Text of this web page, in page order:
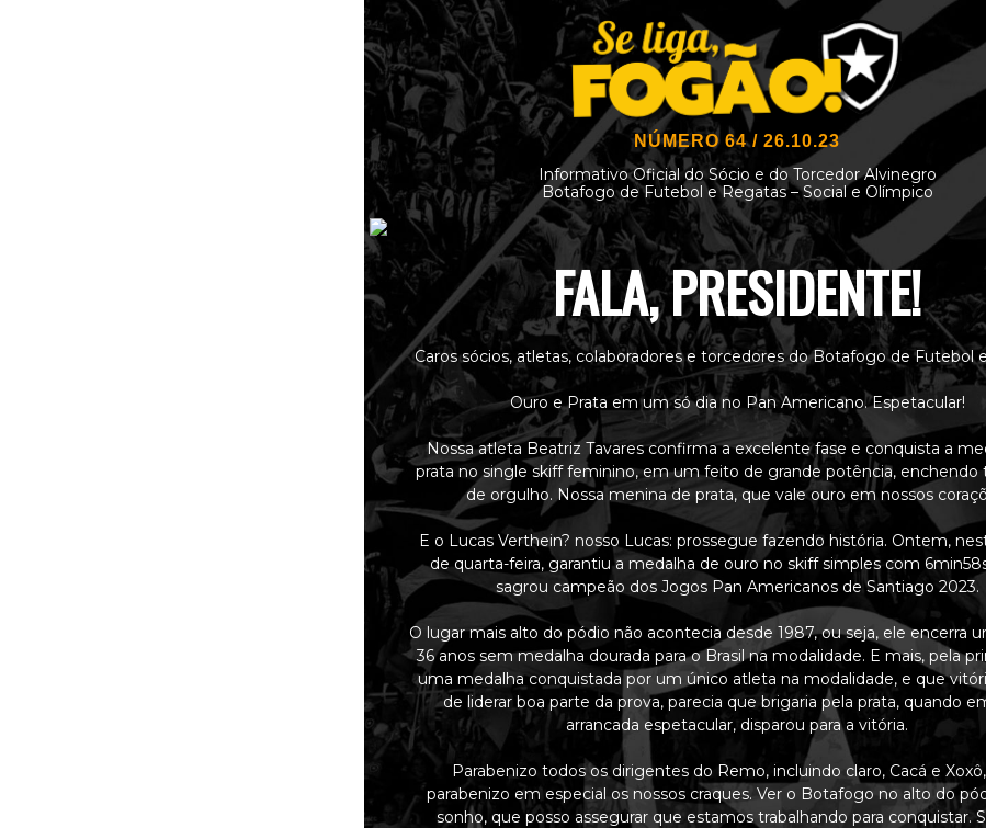
NÚMERO 64 / 26.10.23
Informativo Oficial do Sócio e do Torcedor Alvinegro
Botafogo de Futebol e Regatas – Social e Olímpico
FALA, PRESIDENTE!
Caros sócios, atletas, colaboradores e torcedores do Botafogo de Futebol
Ouro e Prata em um só dia no Pan Americano. Espetacular!
Nossa atleta Beatriz Tavares confirma a excelente fase e conquista a
prata no single skiff feminino, em um feito de grande potência, enchendo
de orgulho. Nossa menina de prata, que vale ouro em nossos
E o Lucas Verthein? nosso Lucas: prossegue fazendo história. Ontem,
de quarta-feira, garantiu a medalha de ouro no skiff simples com
sagrou campeão dos Jogos Pan Americanos de Santiago 2023.
O lugar mais alto do pódio não acontecia desde 1987, ou seja, ele encerra
36 anos sem medalha dourada para o Brasil na modalidade. E mais, pela
uma medalha conquistada por um único atleta na modalidade, e que
de liderar boa parte da prova, parecia que brigaria pela prata, quando
arrancada espetacular, disparou para a vitória.
Parabenizo todos os dirigentes do Remo, incluindo claro, Cacá e
parabenizo em especial os nossos craques. Ver o Botafogo no alto do
sonho, que posso assegurar que estamos trabalhando para conquistar.